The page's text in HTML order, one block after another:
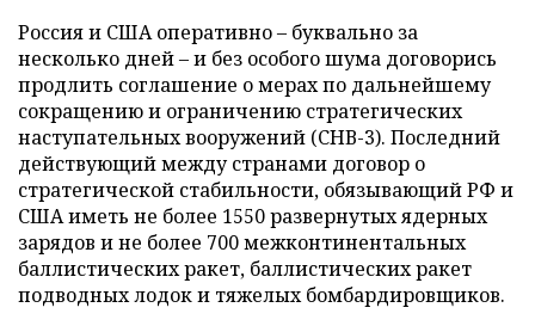
Россия и США оперативно – буквально за
несколько дней – и без особого шума договорись
продлить соглашение о мерах по дальнейшему
сокращению и ограничению стратегических
наступательных вооружений (СНВ-3). Последний
действующий между странами договор о
стратегической стабильности, обязывающий РФ и
США иметь не более 1550 развернутых ядерных
зарядов и не более 700 межконтинентальных
баллистических ракет, баллистических ракет
подводных лодок и тяжелых бомбардировщиков.